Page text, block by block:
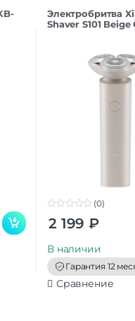
Электробритва
Shaver S101 Beige
o
o
(0)
2 199 ₽
В наличии
Гарантия 12
Сравнение